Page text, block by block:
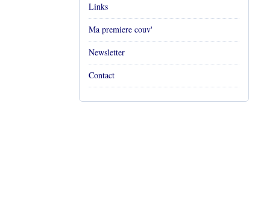
Links
Ma premiere couv'
Newsletter
Contact